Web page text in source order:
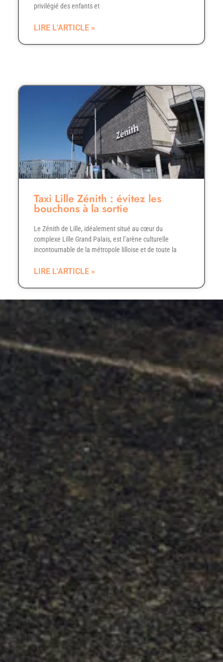
privilégié des enfants et
LIRE L'ARTICLE »
Taxi Lille Zénith : évitez les
bouchons à la sortie
Le Zénith de Lille, idéalement situé au cœur du
complexe Lille Grand Palais, est l’arène culturelle
incontournable de la métropole lilloise et de toute la
LIRE L'ARTICLE »